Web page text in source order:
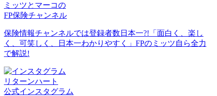
ミッツとマーコの
FP保険チャンネル
保険情報チャンネルでは登録者数日本一?!「面白く、楽し
く、可笑しく、日本一わかりやすく」FPのミッツ自ら全力
で解説!
リターンハート
公式インスタグラム